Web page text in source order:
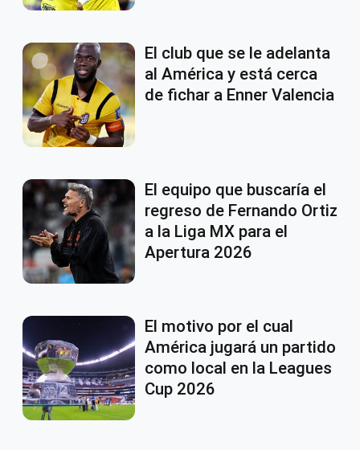
El club que se le adelanta
al América y está cerca
de fichar a Enner Valencia
El equipo que buscaría el
regreso de Fernando Ortiz
a la Liga MX para el
Apertura 2026
El motivo por el cual
América jugará un partido
como local en la Leagues
Cup 2026